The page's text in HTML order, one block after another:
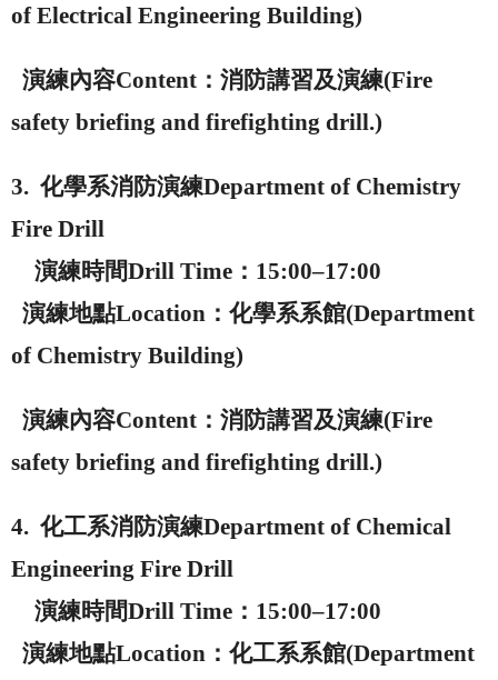
of Electrical Engineering Building)
演練內容Content ：消防講習及演練(Fire
safety briefing and firefighting drill.)
3. 化學系消防演練Department of Chemistry
Fire Drill
演練時間Drill Time ： 15:00–17:00
演練地點Location ：化學系系館(Department
of Chemistry Building)
演練內容Content ：消防講習及演練(Fire
safety briefing and firefighting drill.)
4. 化工系消防演練Department of Chemical
Engineering Fire Drill
演練時間Drill Time ： 15:00–17:00
演練地點Location ：化工系系館(Department